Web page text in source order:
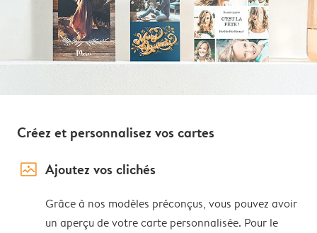
Créez et personnalisez vos cartes
image_placeholder Ajoutez vos clichés
Grâce à nos modèles préconçus, vous pouvez avoir
un aperçu de votre carte personnalisée. Pour le